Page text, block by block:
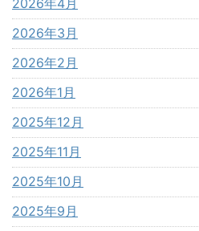
2026年3月
2026年2月
2026年1月
2025年12月
2025年11月
2025年10月
2025年9月